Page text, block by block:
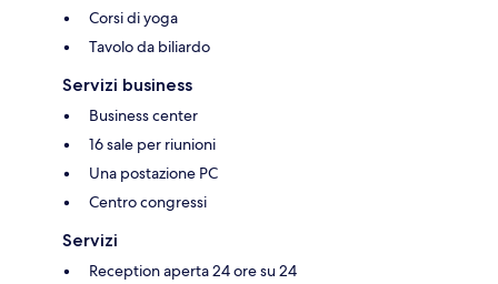
Corsi di yoga
Tavolo da biliardo
Servizi business
Business center
16 sale per riunioni
Una postazione PC
Centro congressi
Servizi
Reception aperta 24 ore su 24